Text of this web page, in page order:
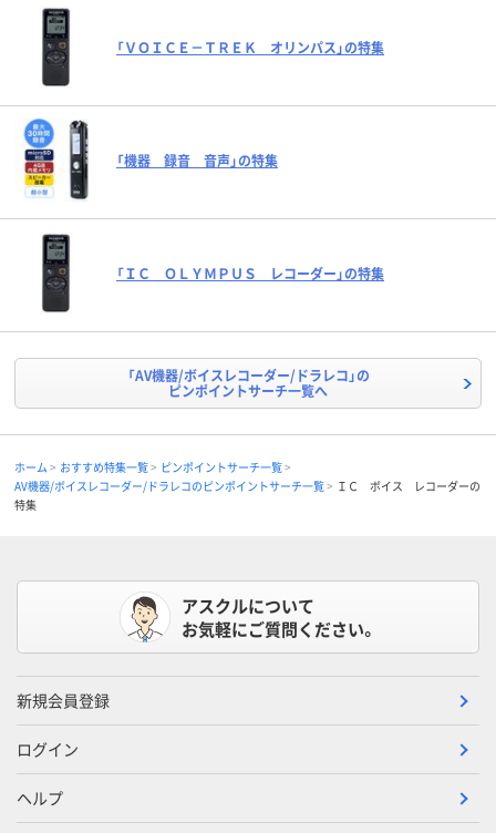
「ＶＯＩＣＥ－ＴＲＥＫ オリンパス」の特集
「機器 録音 音声」の特集
「ＩＣ ＯＬＹＭＰＵＳ レコーダー」の特集
「AV機器/ボイスレコーダー/ドラレコ」の
ピンポイントサーチ一覧へ
ホーム おすすめ特集一覧
ピンポイントサーチ一覧
AV機器/ボイスレコーダー/ドラレコのピンポイントサーチ一覧
ＩＣ ボイス レコーダーの
特集
アスクルについて
お気軽にご質問ください。
新規会員登録
ログイン
ヘルプ